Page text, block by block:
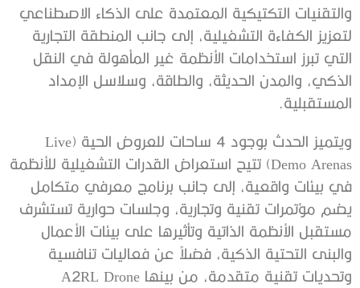
والتقنيات التكتيكية المعتمدة على الذكاء الاصطناعي
لتعزيز الكفاءة التشغيلية، إلى جانب المنطقة التجارية
التي تبرز استخدامات الأنظمة غير المأهولة في النقل
الذكي، والمدن الحديثة، والطاقة، وسلاسل الإمداد
المستقبلية.
ويتميز الحدث بوجود 4 ساحات للعروض الحية (Live
Demo Arenas) تتيح استعراض القدرات التشغيلية للأنظمة
في بيئات واقعية، إلى جانب برنامج معرفي متكامل
يضم مؤتمرات تقنية وتجارية، وجلسات حوارية تستشرف
مستقبل الأنظمة الذاتية وتأثيرها على بيئات الأعمال
والبنى التحتية الذكية، فضلاً عن فعاليات تنافسية
وتحديات تقنية متقدمة، من بينها A2RL Drone